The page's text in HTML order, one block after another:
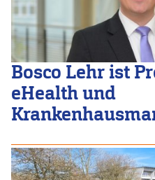
Bosco Lehr ist
eHealth und